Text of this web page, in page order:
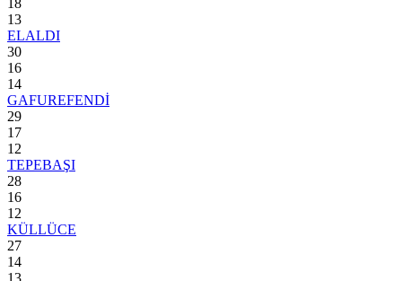
13
ELALDI
30
16
14
GAFUREFENDİ
29
17
12
TEPEBAŞI
28
16
12
KÜLLÜCE
27
14
13